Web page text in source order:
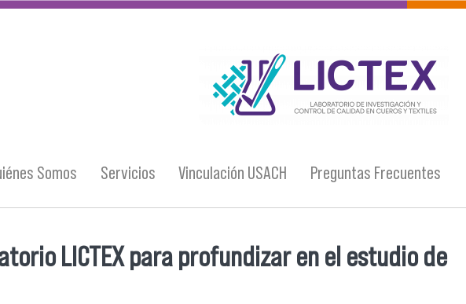
logo_lictex_mesa_de_trabajo_1.png
Somos Servicios Vinculación USACH Preguntas Frecuentes
LICTEX para profundizar en el estudio de